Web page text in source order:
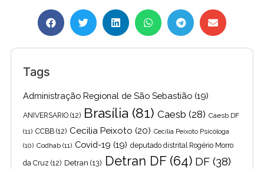
Tags
Administração Regional de São Sebastião (19)
ANIVERSARIO (12) Brasília (81) Caesb (28) Caesb DF
(11) CCBB (12) Cecilia Peixoto (20) Cecília Peixoto Psicóloga
(10) Codhab (11) Covid-19 (19) deputado distrital Rogério Morro
da Cruz (12) Detran (13) Detran DF(64) DF (38)